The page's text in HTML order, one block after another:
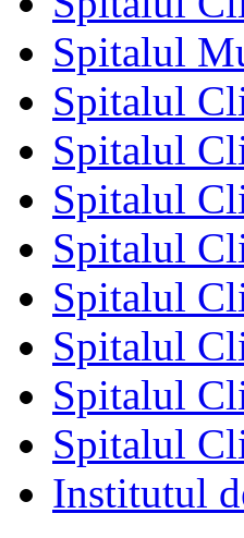
Spitalul
Spitalul
Spitalul
Spitalul
Spitalul
Spitalul
Spitalul
Spitalul
Spitalul
Institutul